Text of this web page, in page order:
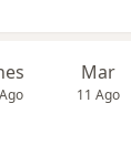
Mar
11 Ago